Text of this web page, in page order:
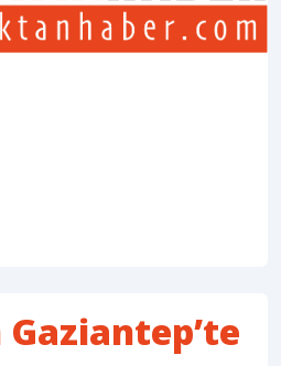
Gaziantep’te